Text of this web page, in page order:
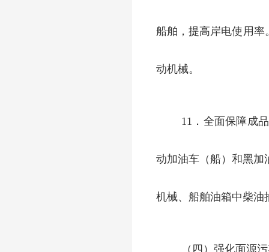
船舶，提高岸电使用率
动机械。
11．全面保障成
动加油车（船）和黑加
机械、船舶油箱中柴油
（四）强化面源